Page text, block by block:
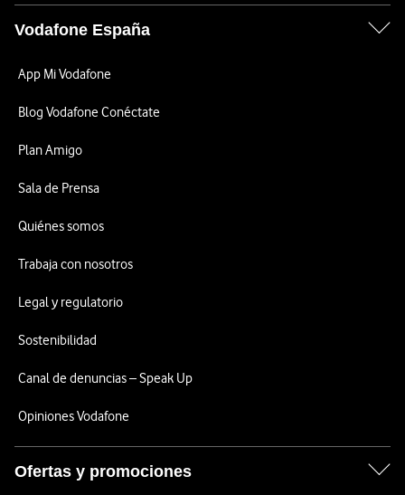
Vodafone España
App Mi Vodafone
Blog Vodafone Conéctate
Plan Amigo
Sala de Prensa
Quiénes somos
Trabaja con nosotros
Legal y regulatorio
Sostenibilidad
Canal de denuncias – Speak Up
Opiniones Vodafone
Ofertas y promociones